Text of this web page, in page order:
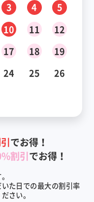
3 4
5
10 11
12
17 18
19
24 25
26
でお得！
割引でお得！
た日での最大の割引率
さい。